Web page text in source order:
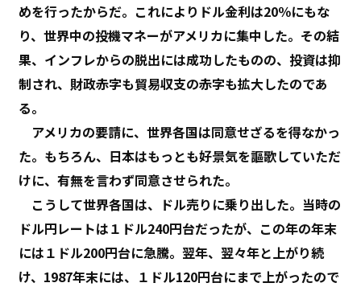
めを行ったからだ。これによりドル金利は20％にもな
り、世界中の投機マネーがアメリカに集中した。その結
果、インフレからの脱出には成功したものの、投資は抑
制され、財政赤字も貿易収支の赤字も拡大したのであ
る。
アメリカの要請に、世界各国は同意せざるを得なかっ
た。もちろん、日本はもっとも好景気を謳歌していただ
けに、有無を言わず同意させられた。
こうして世界各国は、ドル売りに乗り出した。当時の
ドル円レートは１ドル240円台だったが、この年の年末
には１ドル200円台に急騰。翌年、翌々年と上がり続
け、1987年末には、１ドル120円台にまで上がったので